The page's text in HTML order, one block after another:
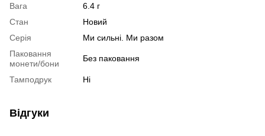
Вага
6.4 г
Стан
Новий
Серія
Ми сильні. Ми разом
Паковання
монети/бони
Без паковання
Тамподрук Ні
Відгуки